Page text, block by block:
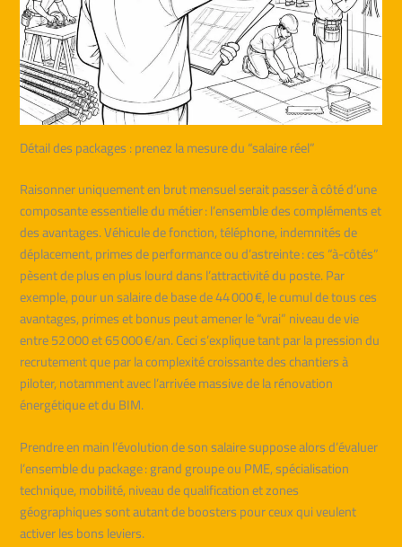
Détail des packages : prenez la mesure du “salaire réel”
Raisonner uniquement en brut mensuel serait passer à côté d’une
composante essentielle du métier : l’ensemble des compléments et
des avantages. Véhicule de fonction, téléphone, indemnités de
déplacement, primes de performance ou d’astreinte : ces “à-côtés”
pèsent de plus en plus lourd dans l’attractivité du poste. Par
exemple, pour un salaire de base de 44 000 €, le cumul de tous ces
avantages, primes et bonus peut amener le “vrai” niveau de vie
entre 52 000 et 65 000 €/an. Ceci s’explique tant par la pression du
recrutement que par la complexité croissante des chantiers à
piloter, notamment avec l’arrivée massive de la rénovation
énergétique et du BIM.
Prendre en main l’évolution de son salaire suppose alors d’évaluer
l’ensemble du package : grand groupe ou PME, spécialisation
technique, mobilité, niveau de qualification et zones
géographiques sont autant de boosters pour ceux qui veulent
activer les bons leviers.